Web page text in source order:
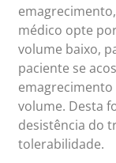
médico opte
volume baixo,
paciente se
volume. Desta
desistência do
tolerabilidade.